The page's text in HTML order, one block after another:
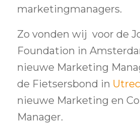
marketingmanagers.
Zo vonden wij voor de
Foundation in
nieuwe Marketing
de Fietsersbond in
nieuwe Marketing en
Manager.